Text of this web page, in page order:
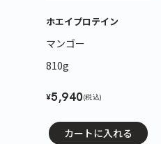
ホエイプロテイン
マンゴー
810g
¥5,940(税込)
カートに入れる